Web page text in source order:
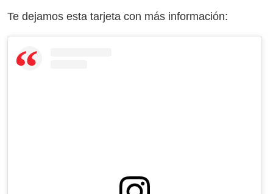
Te dejamos esta tarjeta con más información: